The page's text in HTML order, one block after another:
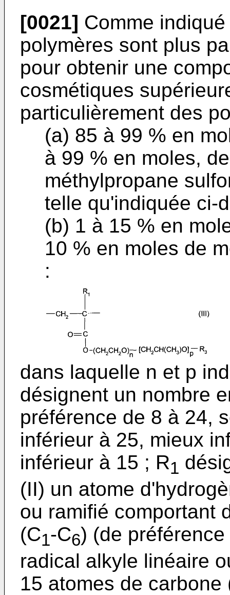
[0021] Comme
polymères sont plus
pour obtenir une
cosmétiques
particulièrement des
(a) 85 à 99 % en
à 99 % en moles,
méthylpropane
telle qu'indiquée ci-
(b) 1 à 15 % en
10 % en moles de
:
dans laquelle n et p
désignent un nombre
préférence de 8 à 24,
inférieur à 25, mieux
inférieur à 15 ; R1
(II) un atome
ou ramifié comportant
(C1-C6) (de
radical alkyle linéaire
15 atomes de carbone